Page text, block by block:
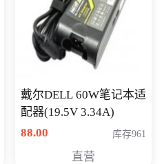
戴尔DELL 60W笔记本适
配器(19.5V 3.34A)
88.00
库存961
直营